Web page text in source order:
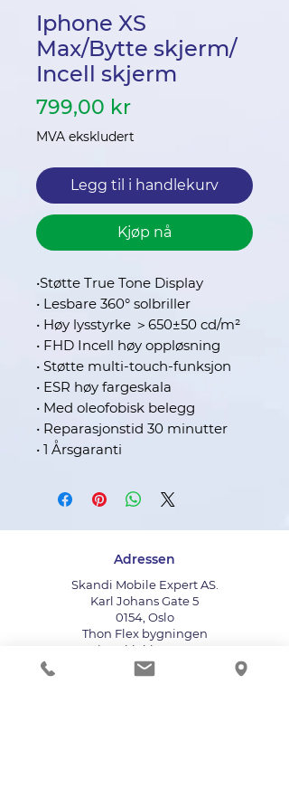
Iphone XS
Max/Bytte skjerm/
Incell skjerm
799,00 krPris
MVA ekskludert
Legg til i handlekurv
Kjøp nå
•Støtte True Tone Display
• Lesbare 360° solbriller
• Høy lysstyrke ＞650±50 cd/m²
• FHD Incell høy oppløsning
• Støtte multi-touch-funksjon
• ESR høy fargeskala
• Med oleofobisk belegg
• Reparasjonstid 30 minutter
• 1 Årsgaranti
Adressen
Skandi Mobile Expert AS.
Karl Johans Gate 5
0154, Oslo
Thon Flex bygningen
Ringeklokken : 412
Bruk heisen til fjerde etasje